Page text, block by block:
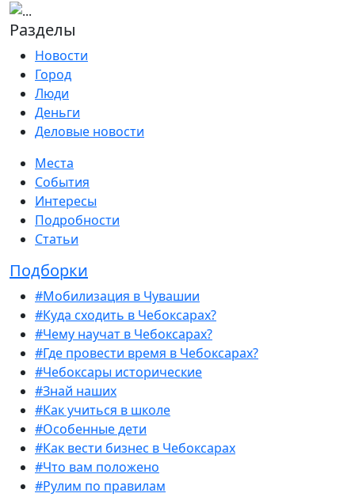
Разделы
Новости
Город
Люди
Деньги
Деловые новости
Места
События
Интересы
Подробности
Статьи
Подборки
#Мобилизация в Чувашии
#Куда сходить в Чебоксарах?
#Чему научат в Чебоксарах?
#Где провести время в Чебоксарах?
#Чебоксары исторические
#Знай наших
#Как учиться в школе
#Особенные дети
#Как вести бизнес в Чебоксарах
#Что вам положено
#Рулим по правилам